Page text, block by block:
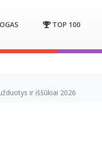
TOP 100
ir iššūkiai 2026